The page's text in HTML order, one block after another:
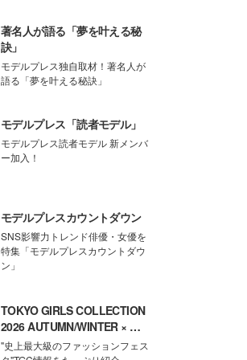
著名人が語る「夢を叶える秘
訣」
モデルプレス独自取材！著名人が
語る「夢を叶える秘訣」
モデルプレス「読者モデル」
モデルプレス読者モデル 新メンバ
ー加入！
モデルプレスカウントダウン
SNS影響力トレンド俳優・女優を
特集「モデルプレスカウントダウ
ン」
TOKYO GIRLS COLLECTION
2026 AUTUMN/WINTER × モ
デルプレス
"史上最大級のファッションフェス